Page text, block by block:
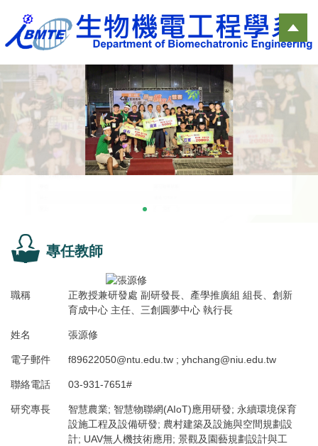
主
容
區
專任教師
職稱
正教授兼研發處 副研發長、產學推廣組 組長、創新
育成中心 主任、三創圓夢中心 執行長
姓名 張源修
電子郵件 f89622050@ntu.edu.tw ; yhchang@niu.edu.tw
聯絡電話 03-931-7651#
研究專長
智慧農業; 智慧物聯網(AIoT)應用研發; 永續環境保育
設施工程及設備研發; 農村建築及設施與空間規劃設
計; UAV無人機技術應用; 景觀及園藝規劃設計與工